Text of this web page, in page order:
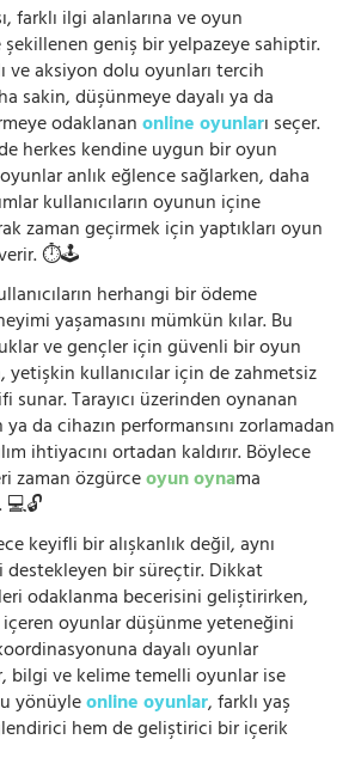
farklı ilgi alanlarına ve oyun
şekillenen geniş bir yelpazeye sahiptir.
ve aksiyon dolu oyunları tercih
sakin, düşünmeye dayalı ya da
odaklananonline oyunları seçer.
herkes kendine uygun bir oyun
anlık eğlence sağlarken, daha
kullanıcıların oyunun içine
zaman geçirmek için yaptıkları oyun
verir. ⏱️🕹️
herhangi bir ödeme
yaşamasını mümkün kılar. Bu
ve gençler için güvenli bir oyun
kullanıcılar için de zahmetsiz
Tarayıcı üzerinden oynanan
da cihazın performansını zorlamadan
ihtiyacını ortadan kaldırır. Böylece
zaman özgürceoyun oynama
keyifli bir alışkanlık değil, aynı
destekleyen bir süreçtir. Dikkat
odaklanma becerisini geliştirirken,
oyunlar düşünme yeteneğini
dayalı oyunlar
bilgi ve kelime temelli oyunlar ise
yönüyleonline oyunlar, farklı yaş
hem de geliştirici bir içerik